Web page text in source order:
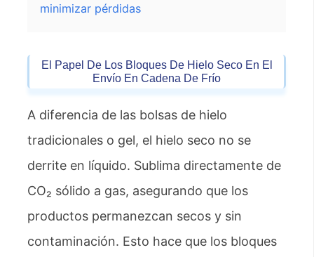
minimizar pérdidas
El Papel De Los Bloques De Hielo Seco En El
Envío En Cadena De Frío
A diferencia de las bolsas de hielo
tradicionales o gel, el hielo seco no se
derrite en líquido. Sublima directamente de
CO₂ sólido a gas, asegurando que los
productos permanezcan secos y sin
contaminación. Esto hace que los bloques